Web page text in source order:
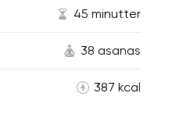
45 minutter
38 asanas
387 kcal